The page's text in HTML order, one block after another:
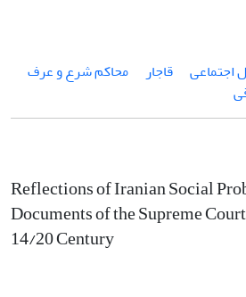
اجتماعی قاجار
محاکم شرع و عرف
Reflections of Iranian Social
Documents of the Supreme
14/20 Century